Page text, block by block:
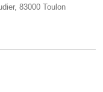
83000 Toulon